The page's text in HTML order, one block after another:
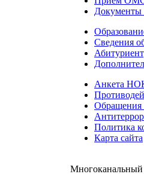
Документы
Сведения
Анкета
Обращения
Политика
Карта сайта
Многоканальный